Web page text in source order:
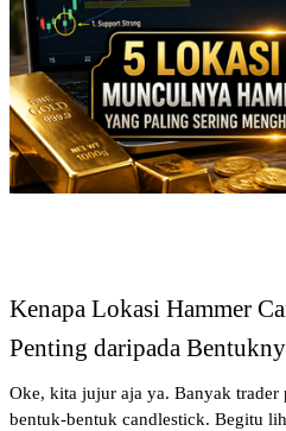
Kenapa Lokasi Hammer
Penting daripada
Oke, kita jujur aja ya. Banyak trader
bentuk-bentuk candlestick. Begitu